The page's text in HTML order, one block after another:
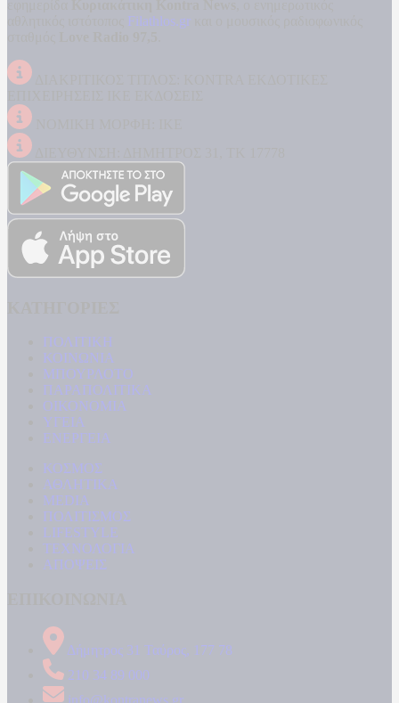
Filathlos.gr
ΠΟΛΙΤΙΚΗ
ΚΟΙΝΩΝΙΑ
ΜΠΟΥΡΛΟΤΟ
ΠΑΡΑΠΟΛΙΤΙΚΑ
ΟΙΚΟΝΟΜΙΑ
ΥΓΕΙΑ
ΕΝΕΡΓΕΙΑ
ΚΟΣΜΟΣ
ΑΘΛΗΤΙΚΑ
MEDIA
ΠΟΛΙΤΙΣΜΟΣ
LIFESTYLE
ΤΕΧΝΟΛΟΓΙΑ
ΑΠΟΨΕΙΣ
Δήμητρος 31 Ταύρος, 177 78
210 34 89 000
info@kontranews.gr